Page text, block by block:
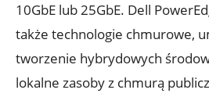
10GbE lub 25GbE. Dell
także technologie chmurowe,
tworzenie hybrydowych
lokalne zasoby z chmurą